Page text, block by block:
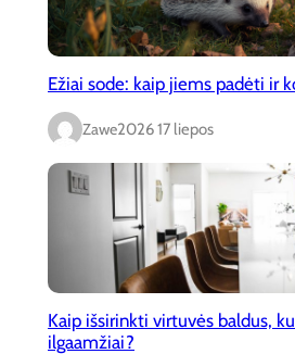
Ežiai sode: kaip jiems padėti ir
Zawe2026 17 liepos
Kaip išsirinkti virtuvės baldus,
ilgaamžiai?